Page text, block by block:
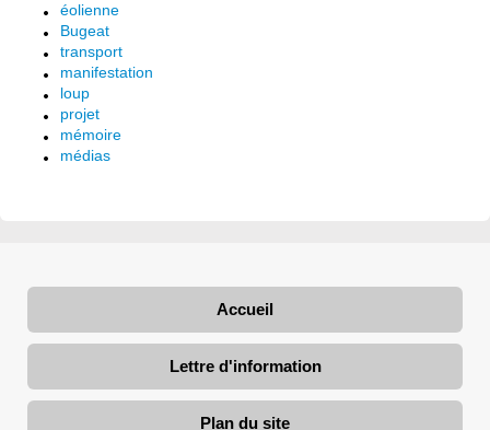
éolienne
Bugeat
transport
manifestation
loup
projet
mémoire
médias
Accueil
Lettre d'information
Plan du site